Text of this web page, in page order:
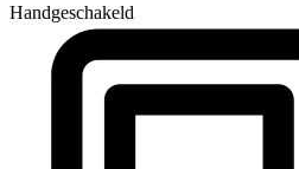
Handgeschakeld